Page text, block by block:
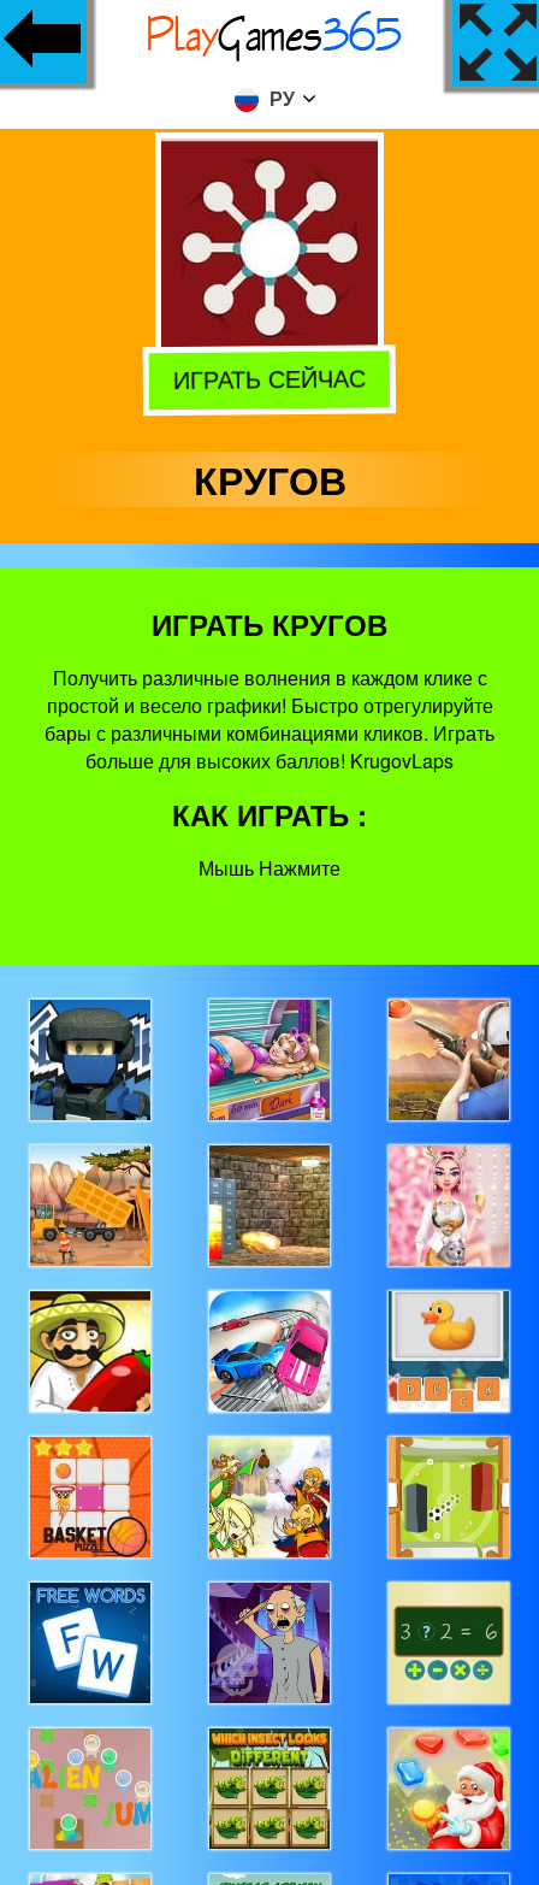
РУ
ИГРАТЬ СЕЙЧАС
КРУГОВ
ИГРАТЬ КРУГОВ
Получить различные волнения в каждом клике с
простой и весело графики! Быстро отрегулируйте
бары с различными комбинациями кликов. Играть
больше для высоких баллов! KrugovLaps
КАК ИГРАТЬ :
Мышь Нажмите